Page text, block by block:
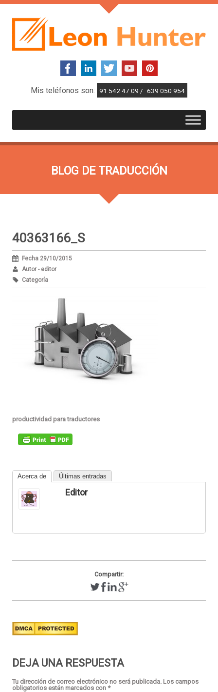
Mis teléfonos son: 91 542 47 09 / 639 050 954
BLOG DE TRADUCCIÓN
40363166_S
Fecha 29/10/2015
Autor - editor
Categoría
productividad para traductores
Acerca de Últimas entradas
Editor
Compartir:
DEJA UNA RESPUESTA
Tu dirección de correo electrónico no será publicada. Los campos
obligatorios están marcados con *